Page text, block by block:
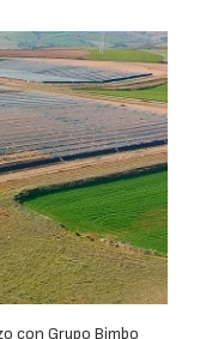
con Grupo Bimbo